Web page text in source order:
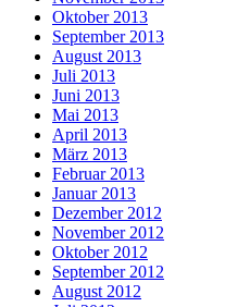
Oktober 2013
September 2013
August 2013
Juli 2013
Juni 2013
Mai 2013
April 2013
März 2013
Februar 2013
Januar 2013
Dezember 2012
November 2012
Oktober 2012
September 2012
August 2012